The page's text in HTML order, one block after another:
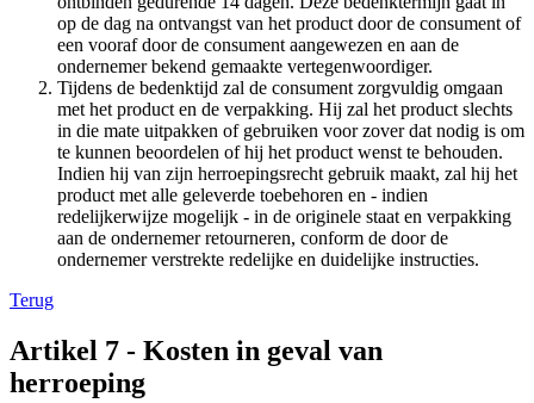
op de dag na ontvangst van het product door de consument of
een vooraf door de consument aangewezen en aan de
ondernemer bekend gemaakte vertegenwoordiger.
Tijdens de bedenktijd zal de consument zorgvuldig omgaan
met het product en de verpakking. Hij zal het product slechts
in die mate uitpakken of gebruiken voor zover dat nodig is om
te kunnen beoordelen of hij het product wenst te behouden.
Indien hij van zijn herroepingsrecht gebruik maakt, zal hij het
product met alle geleverde toebehoren en - indien
redelijkerwijze mogelijk - in de originele staat en verpakking
aan de ondernemer retourneren, conform de door de
ondernemer verstrekte redelijke en duidelijke instructies.
Terug
Artikel 7 - Kosten in geval van
herroeping